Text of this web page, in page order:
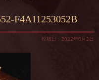
F4A11253052B
投稿日：2022年6月2日